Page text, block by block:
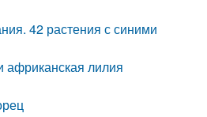
42 растения с синими
африканская лилия